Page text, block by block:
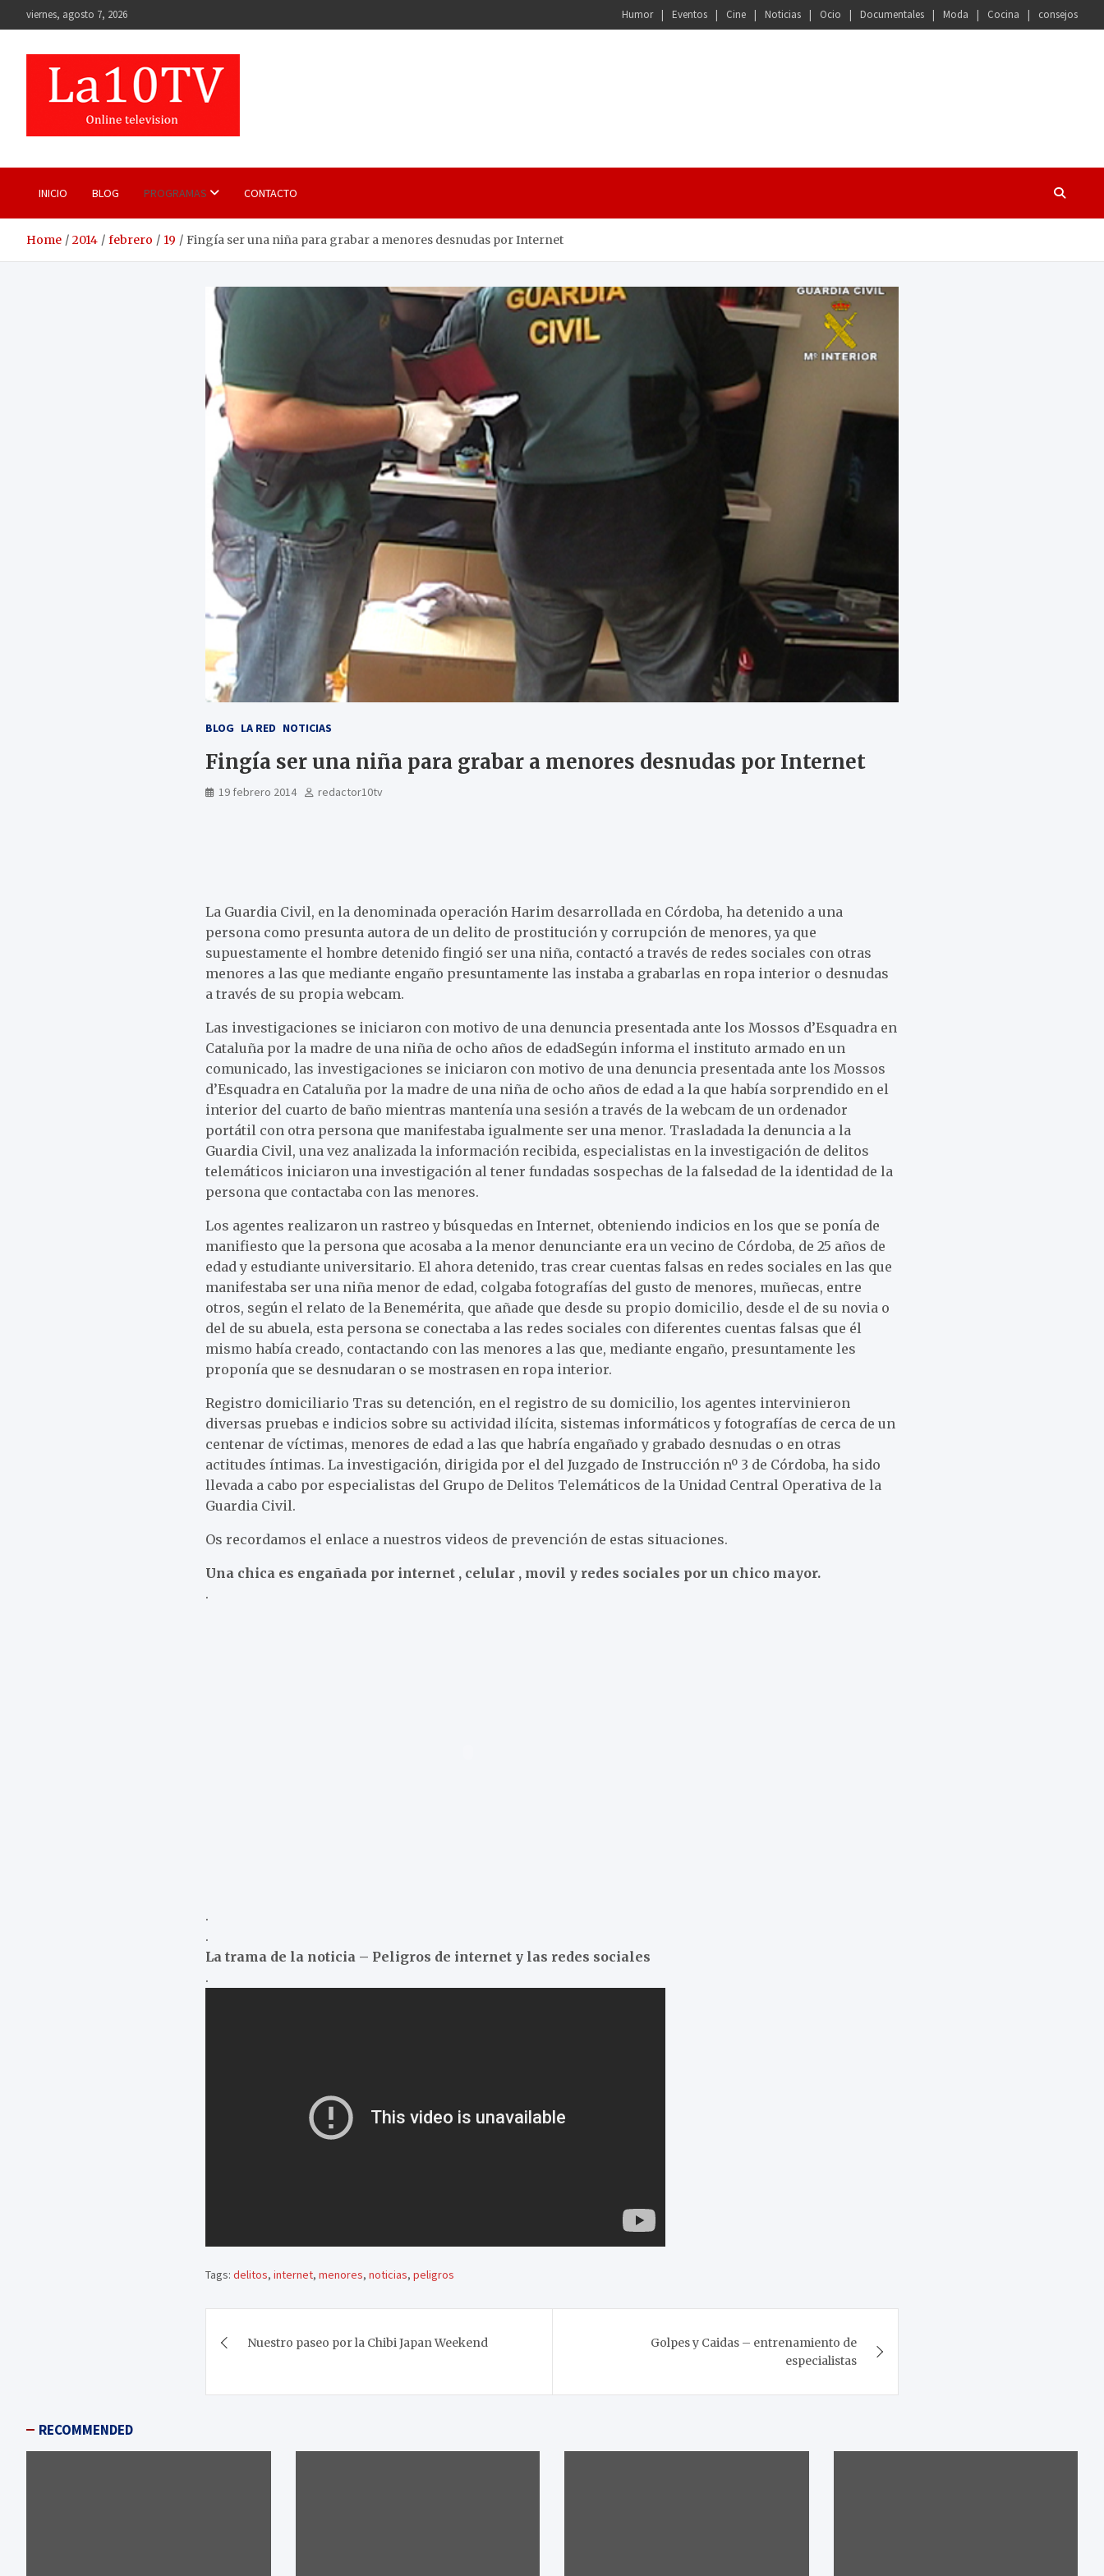
to
viernes, agosto 7, 2026 Humor Eventos Cine Noticias Ocio Documentales Moda Cocina consejos
INICIO BLOG PROGRAMAS CONTACTO
Home 2014 febrero 19 Fingía ser una niña para grabar a menores desnudas por Internet
BLOG LA RED NOTICIAS
Fingía ser una niña para grabar a menores desnudas por Internet
19 febrero 2014 redactor10tv
La Guardia Civil, en la denominada operación Harim desarrollada en Córdoba, ha detenido a una
persona como presunta autora de un delito de prostitución y corrupción de menores, ya que
supuestamente el hombre detenido fingió ser una niña, contactó a través de redes sociales con otras
menores a las que mediante engaño presuntamente las instaba a grabarlas en ropa interior o desnudas
a través de su propia webcam.
Las investigaciones se iniciaron con motivo de una denuncia presentada ante los Mossos d’Esquadra en
Cataluña por la madre de una niña de ocho años de edadSegún informa el instituto armado en un
comunicado, las investigaciones se iniciaron con motivo de una denuncia presentada ante los Mossos
d’Esquadra en Cataluña por la madre de una niña de ocho años de edad a la que había sorprendido en el
interior del cuarto de baño mientras mantenía una sesión a través de la webcam de un ordenador
portátil con otra persona que manifestaba igualmente ser una menor. Trasladada la denuncia a la
Guardia Civil, una vez analizada la información recibida, especialistas en la investigación de delitos
telemáticos iniciaron una investigación al tener fundadas sospechas de la falsedad de la identidad de la
persona que contactaba con las menores.
Los agentes realizaron un rastreo y búsquedas en Internet, obteniendo indicios en los que se ponía de
manifiesto que la persona que acosaba a la menor denunciante era un vecino de Córdoba, de 25 años de
edad y estudiante universitario. El ahora detenido, tras crear cuentas falsas en redes sociales en las que
manifestaba ser una niña menor de edad, colgaba fotografías del gusto de menores, muñecas, entre
otros, según el relato de la Benemérita, que añade que desde su propio domicilio, desde el de su novia o
del de su abuela, esta persona se conectaba a las redes sociales con diferentes cuentas falsas que él
mismo había creado, contactando con las menores a las que, mediante engaño, presuntamente les
proponía que se desnudaran o se mostrasen en ropa interior.
Registro domiciliario Tras su detención, en el registro de su domicilio, los agentes intervinieron
diversas pruebas e indicios sobre su actividad ilícita, sistemas informáticos y fotografías de cerca de un
centenar de víctimas, menores de edad a las que habría engañado y grabado desnudas o en otras
actitudes íntimas. La investigación, dirigida por el del Juzgado de Instrucción nº 3 de Córdoba, ha sido
llevada a cabo por especialistas del Grupo de Delitos Telemáticos de la Unidad Central Operativa de la
Guardia Civil.
Os recordamos el enlace a nuestros videos de prevención de estas situaciones.
Una chica es engañada por internet , celular , movil y redes sociales por un chico mayor.
.
.
.
La trama de la noticia – Peligros de internet y las redes sociales
.
Tags: delitos,internet,menores,noticias,peligros
de
entradas
Nuestro paseo por la Chibi Japan Weekend
Golpes y Caidas – entrenamiento de
especialistas
RECOMMENDED